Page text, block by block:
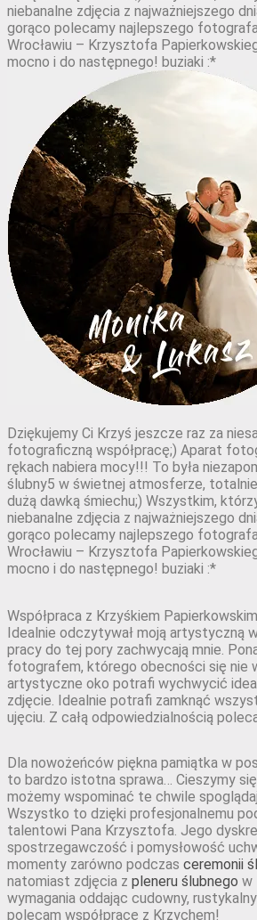
niebanalne zdjęcia z najważniejszego
gorąco polecamy najlepszego
Wrocławiu – Krzysztofa
mocno i do następnego! buziaki :*
Dziękujemy Ci Krzyś jeszcze raz za
fotograficzną współpracę;) Aparat
rękach nabiera mocy!!! To była
ślubny5 w świetnej atmosferze,
dużą dawką śmiechu;) Wszystkim,
niebanalne zdjęcia z najważniejszego
gorąco polecamy najlepszego
Wrocławiu – Krzysztofa
mocno i do następnego! buziaki :*
Współpraca z Krzyśkiem
Idealnie odczytywał moją artystyczną
pracy do tej pory zachwycają mnie.
fotografem, którego obecności się nie
artystyczne oko potrafi wychwycić
zdjęcie. Idealnie potrafi zamknąć
ujęciu. Z całą odpowiedzialnością
Dla nowożeńców piękna pamiątka w
to bardzo istotna sprawa… Cieszymy
możemy wspominać te chwile
Wszystko to dzięki profesjonalnemu
talentowi Pana Krzysztofa. Jego
spostrzegawczość i pomysłowość
momenty zarówno podczas ceremonii
natomiast zdjęcia z pleneru ślubnego w
wymagania oddając cudowny,
polecam współpracę z Krzychem!